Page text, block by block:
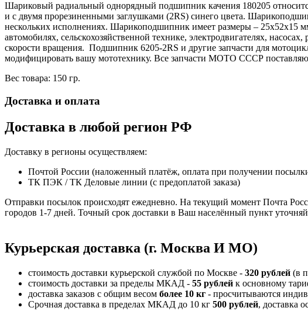
Шариковый радиальный однорядный подшипник качения 180205
и с двумя прорезиненными заглушками (2RS) синего цвета.
нескольких исполнениях. Шарикоподшипник имеет размеры – 25х52х15
автомобилях, сельскохозяйственной технике, электродвигателях,
скорости вращения. Подшипник 6205-2RS и другие запчасти для
модифицировать вашу мототехнику. Все запчасти МОТО СССР
Вес товара: 150 гр.
Доставка и оплата
Доставка в любой регион РФ
Доставку в регионы осуществляем:
Почтой России (наложенный платёж, оплата при получении
ТК ПЭК / ТК Деловые линии (с предоплатой заказа)
Отправки посылок происходят ежедневно. На текущий момент Почта
городов 1-7 дней. Точный срок доставки в Ваш населённый пункт
Курьерская доставка (г. Москва И МО)
стоимость доставки курьерской службой по Москве - 320 рублей (в
стоимость доставки за пределы МКАД - 55 рублей к основному
доставка заказов с общим весом более 10 кг - просчитываются
Срочная доставка в пределах МКАД до 10 кг 500 рублей, доставка